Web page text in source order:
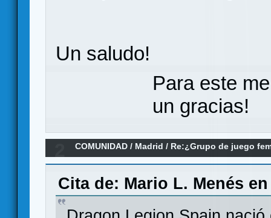
Un saludo!
Para este
un gracias!
COMUNIDAD / Madrid / Re:¿Grupo de juego
Cita de: Mario L. Menés